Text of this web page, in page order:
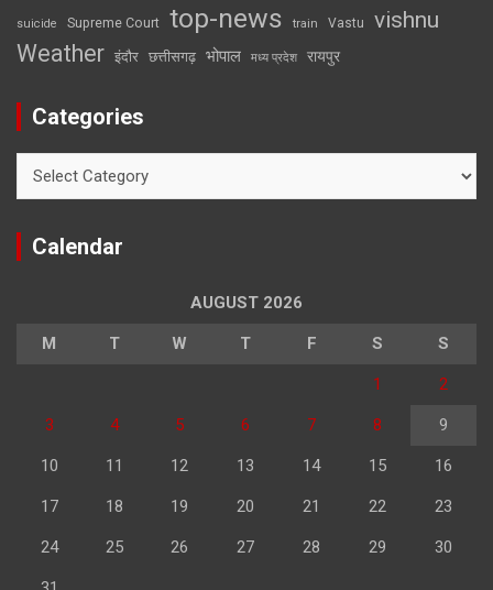
suicide Supreme Court top-news train Vastu vishnu
Weather इंदौर छत्तीसगढ़ भोपाल मध्य प्रदेश रायपुर
Categories
Calendar
AUGUST 2026
M T W T F S S
1 2
3 4 5 6 7 8 9
10 11 12 13 14 15 16
17 18 19 20 21 22 23
24 25 26 27 28 29 30